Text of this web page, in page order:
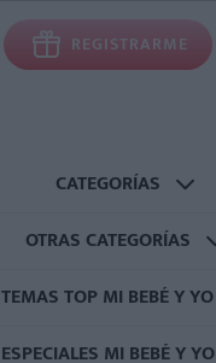
REGISTRARME
CATEGORÍAS
OTRAS CATEGORÍAS
TEMAS TOP MI BEBÉ Y YO
ESPECIALES MI BEBÉ Y YO